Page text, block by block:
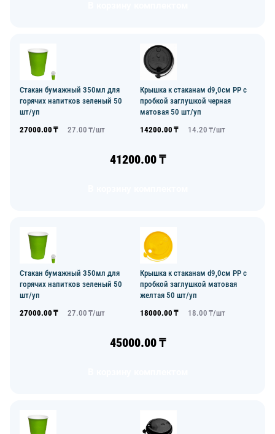
Стакан бумажный 350мл для
горячих напитков зеленый 50
шт/уп
27000.00 ₸ 27.00 ₸/шт
Крышка к стаканам d9,0см PP с
пробкой заглушкой черная
матовая 50 шт/уп
14200.00 ₸ 14.20 ₸/шт
41200.00₸
Стакан бумажный 350мл для
горячих напитков зеленый 50
шт/уп
27000.00 ₸ 27.00 ₸/шт
Крышка к стаканам d9,0см PP с
пробкой заглушкой матовая
желтая 50 шт/уп
18000.00 ₸ 18.00 ₸/шт
45000.00₸